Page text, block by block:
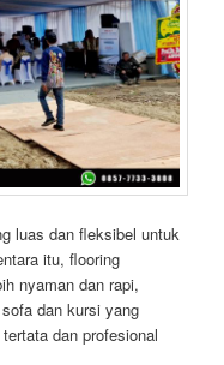
luas dan fleksibel untuk
itu, flooring
nyaman dan rapi,
dan kursi yang
dan profesional